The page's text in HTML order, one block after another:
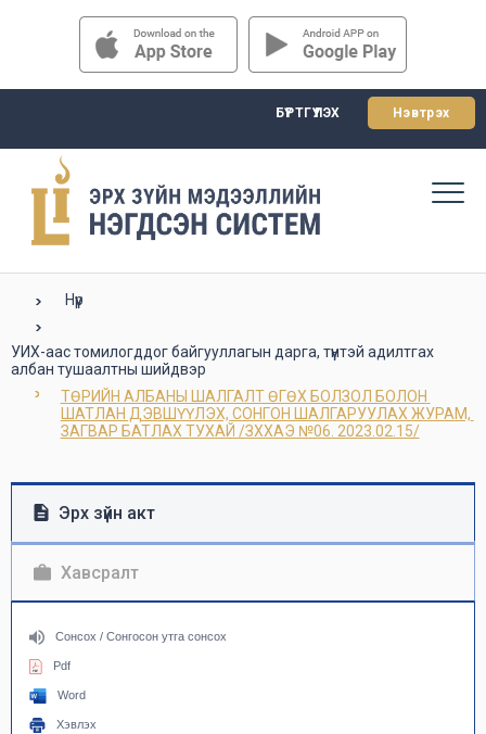
БҮРТГҮҮЛЭХ Нэвтрэх
Нүүр
УИХ-аас томилогддог байгууллагын дарга, түүнтэй адилтгах
албан тушаалтны шийдвэр
ТӨРИЙН АЛБАНЫ ШАЛГАЛТ ӨГӨХ БОЛЗОЛ БОЛОН
ШАТЛАН ДЭВШҮҮЛЭХ, СОНГОН ШАЛГАРУУЛАХ ЖУРАМ,
ЗАГВАР БАТЛАХ ТУХАЙ /ЗХХАЭ №06. 2023.02.15/
Эрх зүйн акт
Хавсралт
Сонсох / Сонгосон утга сонсох
Pdf
Word
Хэвлэх